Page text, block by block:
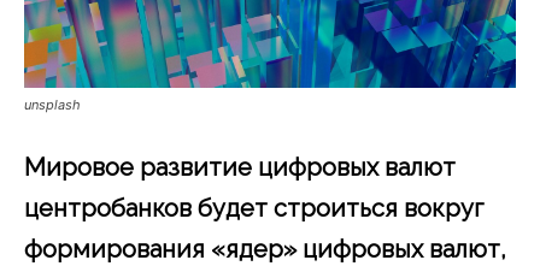
unsplash
Мировое развитие цифровых валют
центробанков будет строиться вокруг
формирования «ядер» цифровых валют,